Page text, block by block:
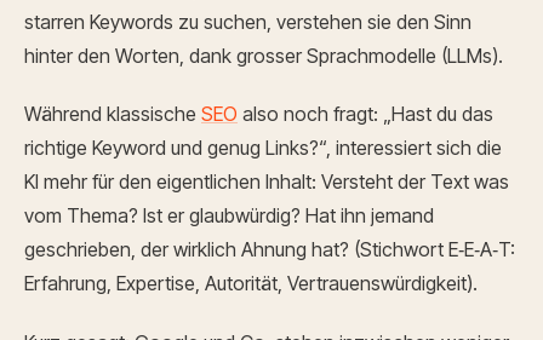
starren Keywords zu suchen, verstehen sie den Sinn
hinter den Worten, dank grosser Sprachmodelle (LLMs).
Während klassische SEO also noch fragt: „Hast du das
richtige Keyword und genug Links?“, interessiert sich die
KI mehr für den eigentlichen Inhalt: Versteht der Text was
vom Thema? Ist er glaubwürdig? Hat ihn jemand
geschrieben, der wirklich Ahnung hat? (Stichwort E‑E‑A‑T:
Erfahrung, Expertise, Autorität, Vertrauenswürdigkeit).